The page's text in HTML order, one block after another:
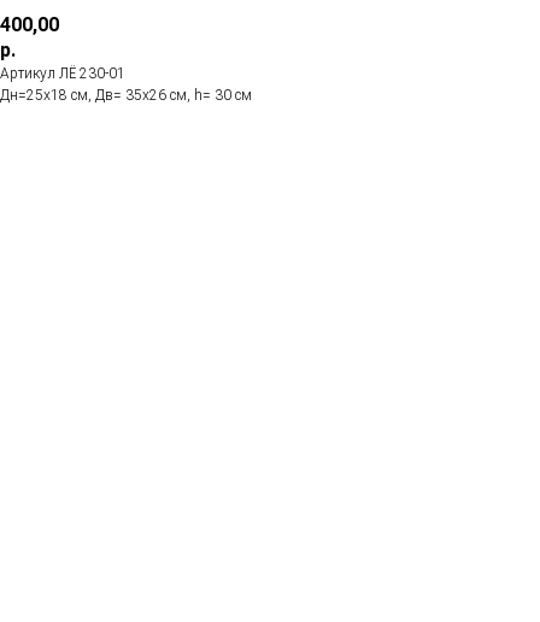
400,00
р.
Артикул ЛЁ 230-01
Дн=25х18 см, Дв= 35х26 см, h= 30 см